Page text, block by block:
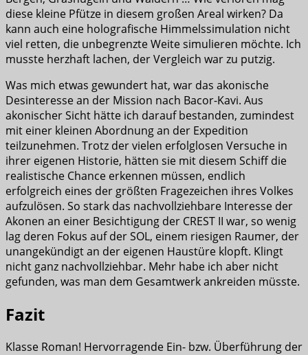
diese kleine Pfütze in diesem großen Areal wirken? Da
kann auch eine holografische Himmelssimulation nicht
viel retten, die unbegrenzte Weite simulieren möchte. Ich
musste herzhaft lachen, der Vergleich war zu putzig.
Was mich etwas gewundert hat, war das akonische
Desinteresse an der Mission nach Bacor-Kavi. Aus
akonischer Sicht hätte ich darauf bestanden, zumindest
mit einer kleinen Abordnung an der Expedition
teilzunehmen. Trotz der vielen erfolglosen Versuche in
ihrer eigenen Historie, hätten sie mit diesem Schiff die
realistische Chance erkennen müssen, endlich
erfolgreich eines der größten Fragezeichen ihres Volkes
aufzulösen. So stark das nachvollziehbare Interesse der
Akonen an einer Besichtigung der CREST II war, so wenig
lag deren Fokus auf der SOL, einem riesigen Raumer, der
unangekündigt an der eigenen Haustüre klopft. Klingt
nicht ganz nachvollziehbar. Mehr habe ich aber nicht
gefunden, was man dem Gesamtwerk ankreiden müsste.
Fazit
Klasse Roman! Hervorragende Ein- bzw. Überführung der